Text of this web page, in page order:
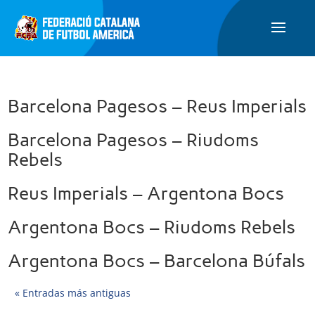
Barcelona Pagesos – Reus Imperials
Barcelona Pagesos – Riudoms
Rebels
Reus Imperials – Argentona Bocs
Argentona Bocs – Riudoms Rebels
Argentona Bocs – Barcelona Búfals
« Entradas más antiguas